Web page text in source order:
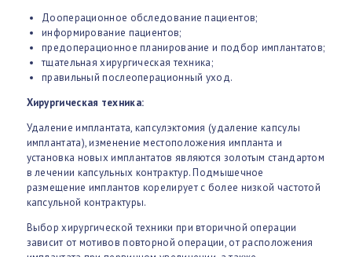
Дооперационное обследование пациентов;
информирование пациентов;
предоперационное планирование и подбор имплантатов;
тщательная хирургическая техника;
правильный послеоперационный уход.
Хирургическая техника:
Удаление имплантата, капсулэктомия (удаление капсулы
имплантата), изменение местоположения импланта и
установка новых имплантатов являются золотым стандартом
в лечении капсульных контрактур. Подмышечное
размещение имплантов корелирует с более низкой частотой
капсульной контрактуры.
Выбор хирургической техники при вторичной операции
зависит от мотивов повторной операции, от расположения